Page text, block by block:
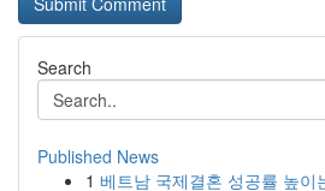
Search
Published News
1 베트남 국제결혼 성공률 높이